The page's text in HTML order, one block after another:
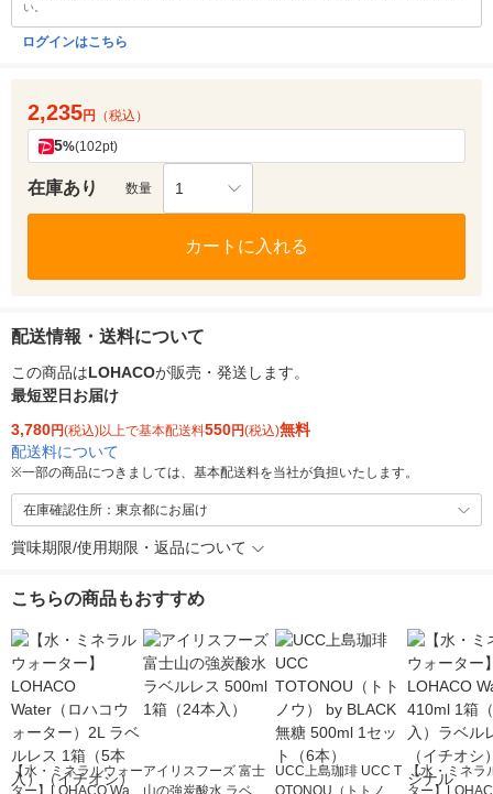
い。
ログインはこちら
2,235円 （税込）
5%(102pt)
在庫あり 数量 1
カートに入れる
配送情報・送料について
この商品はLOHACOが販売・発送します。
最短翌日お届け
3,780円(税込)以上で基本配送料550円(税込)無料
配送料について
※一部の商品につきましては、基本配送料を当社が負担いたします。
在庫確認住所：東京都にお届け
賞味期限/使用期限・返品について
こちらの商品もおすすめ
【水・ミネラルウォーアイリスフーズ 富士
UCC上島珈琲 UCC T 【水・ミネラ